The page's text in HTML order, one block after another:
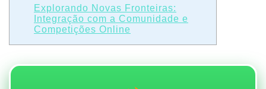
Explorando Novas Fronteiras:
Integração com a Comunidade e
Competições Online